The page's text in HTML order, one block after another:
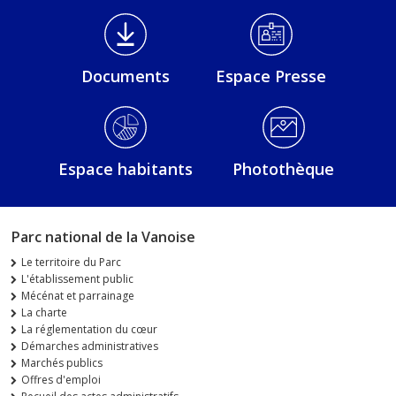
Médiathèque Footer
Documents Espace Presse
Espace habitants Photothèque
Parc national de la Vanoise
Le territoire du Parc
L'établissement public
Mécénat et parrainage
La charte
La réglementation du cœur
Démarches administratives
Marchés publics
Offres d'emploi